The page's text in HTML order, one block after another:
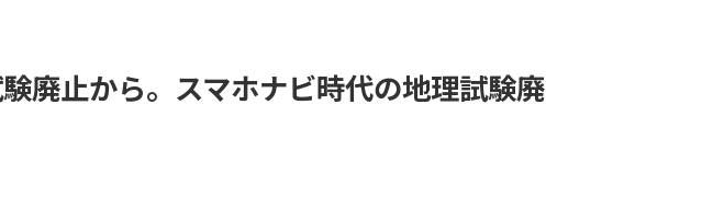
廃止から。スマホナビ時代の地理試験廃